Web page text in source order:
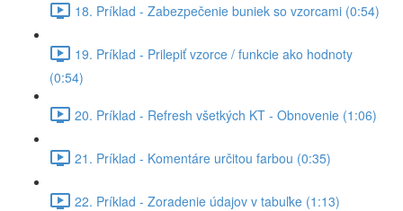
18. Príklad - Zabezpečenie buniek so vzorcami (0:54)
19. Príklad - Prilepiť vzorce / funkcie ako hodnoty
(0:54)
20. Príklad - Refresh všetkých KT - Obnovenie (1:06)
21. Príklad - Komentáre určitou farbou (0:35)
22. Príklad - Zoradenie údajov v tabuľke (1:13)